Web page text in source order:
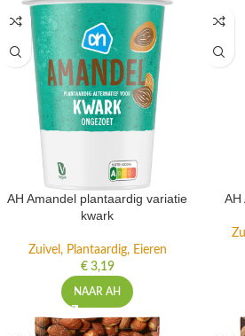
AH Amandel plantaardig variatie
kwark
Zuivel, Plantaardig, Eieren
€3,19
NAAR AH
AH